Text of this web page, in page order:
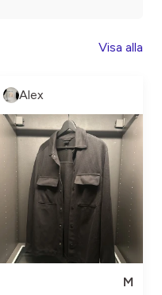
Visa alla
Alex
M